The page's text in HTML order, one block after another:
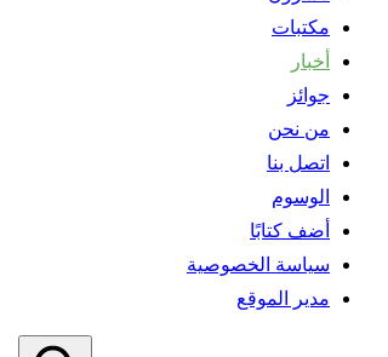
مكتبات
أخبار
جوائز
من نحن
اتصل بنا
الوسوم
أضف كتابًا
سياسة الخصوصية
مدير الموقع